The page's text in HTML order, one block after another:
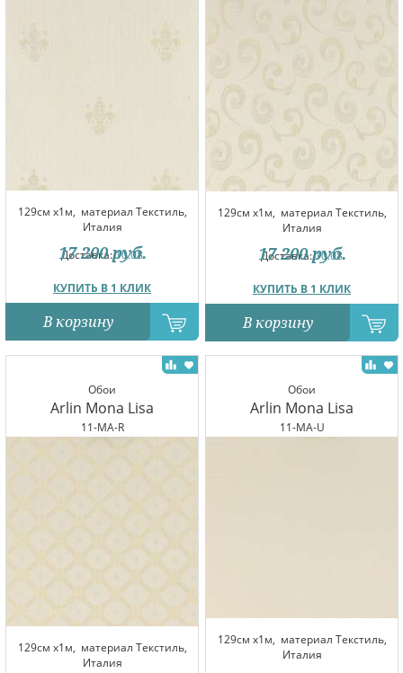
129см x1м, материал Текстиль,
Италия
Доставка:10.08
КУПИТЬ В 1 КЛИК
17 200 руб.
В корзину
129см x1м, материал Текстиль,
Италия
Доставка:10.08
КУПИТЬ В 1 КЛИК
17 200 руб.
В корзину
Обои
Arlin Mona Lisa
11-MA-R
129см x1м, материал Текстиль,
Италия
Обои
Arlin Mona Lisa
11-MA-U
129см x1м, материал Текстиль,
Италия